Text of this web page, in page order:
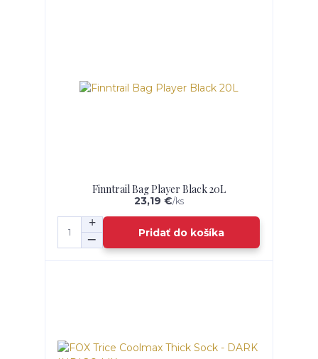
Finntrail Bag Player Black 20L
23,19 €/ks
Pridať do košíka